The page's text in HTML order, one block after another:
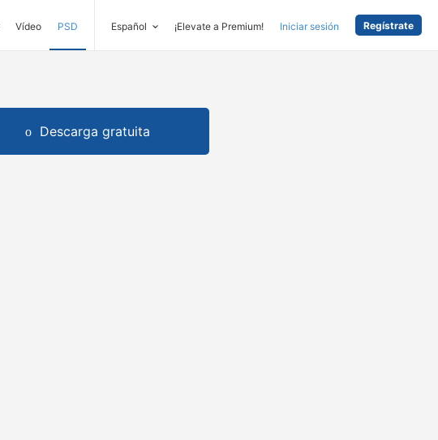
Vídeo PSD Español ¡Elevate a Premium! Iniciar sesión Regístrate
Descarga gratuita